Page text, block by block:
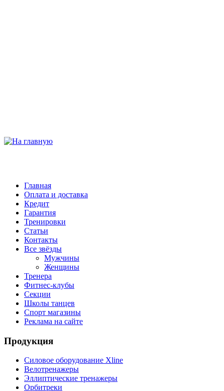
Главная
Оплата и доставка
Кредит
Гарантия
Тренировки
Статьи
Контакты
Все звёзды
Мужчины
Женщины
Тренера
Фитнес-клубы
Секции
Школы танцев
Спорт магазины
Реклама на сайте
Продукция
Силовое оборудование Xline
Велотренажеры
Эллиптические тренажеры
Орбитреки